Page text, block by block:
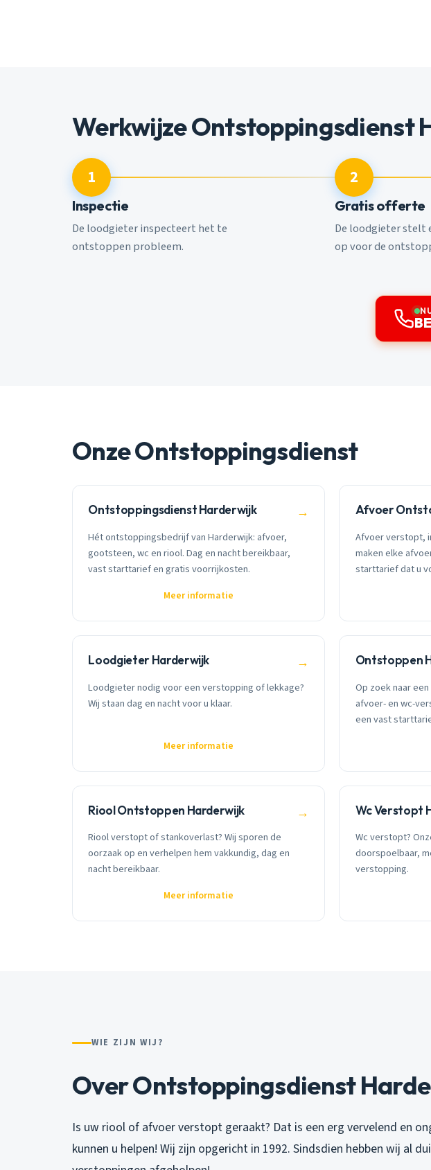
Werkwijze Ontstoppingsdienst
1
Inspectie
De loodgieter inspecteert het te
ontstoppen probleem.
2
Gratis offerte
De loodgieter stelt
op voor de
Onze Ontstoppingsdienst
Ontstoppingsdienst Harderwijk →
Hét ontstoppingsbedrijf van Harderwijk: afvoer,
gootsteen, wc en riool. Dag en nacht bereikbaar,
vast starttarief en gratis voorrijkosten.
Meer informatie
Afvoer
Afvoer verstopt,
maken elke
starttarief dat u
Loodgieter Harderwijk →
Loodgieter nodig voor een verstopping of lekkage?
Wij staan dag en nacht voor u klaar.
Meer informatie
Ontstoppen
Op zoek naar
afvoer- en wc-
een vast
Riool Ontstoppen Harderwijk →
Riool verstopt of stankoverlast? Wij sporen de
oorzaak op en verhelpen hem vakkundig, dag en
nacht bereikbaar.
Meer informatie
Wc Verstopt
Wc verstopt?
doorspoelbaar,
verstopping.
WIE ZIJN WIJ?
Over Ontstoppingsdienst
Is uw riool of afvoer verstopt geraakt? Dat is een erg vervelend en
kunnen u helpen! Wij zijn opgericht in 1992. Sindsdien hebben wij al